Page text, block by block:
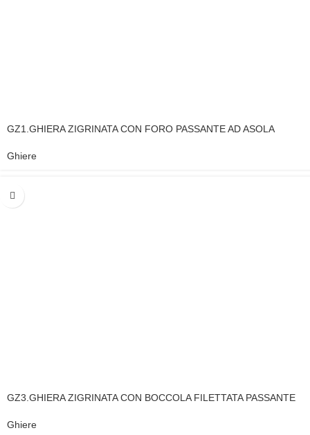
GZ1.GHIERA ZIGRINATA CON FORO PASSANTE AD ASOLA
Ghiere
GZ3.GHIERA ZIGRINATA CON BOCCOLA FILETTATA PASSANTE
Ghiere